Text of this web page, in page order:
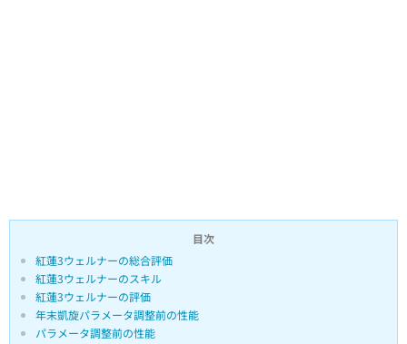
目次
紅蓮3ウェルナーの総合評価
紅蓮3ウェルナーのスキル
紅蓮3ウェルナーの評価
年末凱旋パラメータ調整前の性能
パラメータ調整前の性能